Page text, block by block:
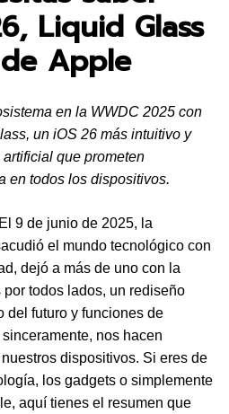
Liquid Glass
Apple
en la WWDC 2025 con
un iOS 26 más intuitivo y
que prometen
en todos los dispositivos.
9 de junio de 2025, la
el mundo tecnológico con
dejó a más de uno con la
todos lados, un rediseño
del futuro y funciones de
nos hacen
dispositivos. Si eres de
los gadgets o simplemente
aquí tienes el resumen que